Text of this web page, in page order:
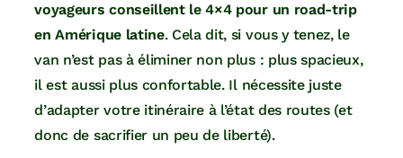
voyageurs conseillent le 4×4 pour un road-trip
en Amérique latine. Cela dit, si vous y tenez, le
van n’est pas à éliminer non plus : plus spacieux,
il est aussi plus confortable. Il nécessite juste
d’adapter votre itinéraire à l’état des routes (et
donc de sacrifier un peu de liberté).